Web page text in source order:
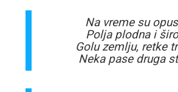
Na vreme su
Polja plodna i
Golu zemlju, retke
Neka pase druga